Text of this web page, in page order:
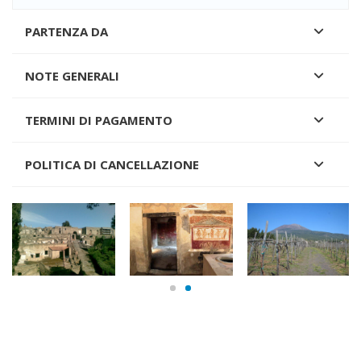
PARTENZA DA
NOTE GENERALI
TERMINI DI PAGAMENTO
POLITICA DI CANCELLAZIONE